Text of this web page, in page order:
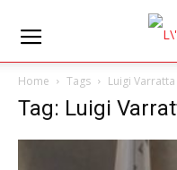
Home Tags Luigi Varratta
Tag: Luigi